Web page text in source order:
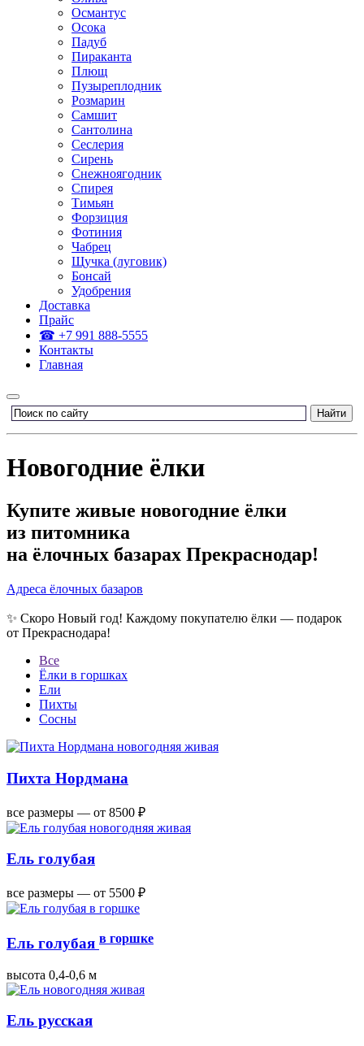
Османтус
Осока
Падуб
Пираканта
Плющ
Пузыреплодник
Розмарин
Самшит
Сантолина
Сеслерия
Сирень
Снежноягодник
Спирея
Тимьян
Форзиция
Фотиния
Чабрец
Щучка (луговик)
Бонсай
Удобрения
Доставка
Прайс
☎ +7 991 888-5555
Контакты
Главная
Новогодние ёлки
Купите живые новогодние ёлки
из питомника
на ёлочных базарах Прекраснодар!
Адреса ёлочных базаров
✨ Скоро Новый год! Каждому покупателю ёлки — подарок
от Прекраснодара!
Все
Ёлки в горшках
Ели
Пихты
Сосны
Пихта Нордмана
все размеры — от 8500 ₽
Ель голубая
все размеры — от 5500 ₽
Ель голубая в горшке
высота 0,4-0,6 м
Ель русская